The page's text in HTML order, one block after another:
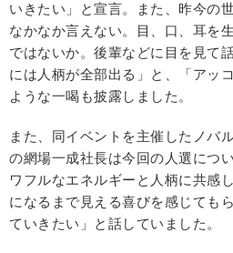
いきたい」と宣言。また、昨今の
なかなか言えない。目、口、耳を
ではないか。後輩などに目を見て
には人柄が全部出る」と、「アッ
ような一喝も披露しました。
また、同イベントを主催したノバ
の網場一成社長は今回の人選につ
ワフルなエネルギーと人柄に共感
になるまで見える喜びを感じても
ていきたい」と話していました。